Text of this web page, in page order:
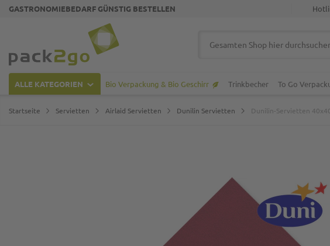
GASTRONOMIEBEDARF GÜNSTIG BESTELLEN
ALLE KATEGORIEN Bio Verpackung & Bio Geschirr Trinkbecher To Go
Startseite Servietten Airlaid Servietten Dunilin Servietten Dunilin-Servietten